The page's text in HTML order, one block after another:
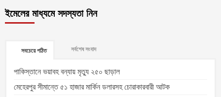
ইমেলের মাধ্যমে সদস্যতা নিন
সবচেয়ে পঠিত সর্বশেষ সংবাদ
পাকিস্তানে ভয়াবহ বন্যায় মৃত্যু ২৫০ ছাড়াল
মেহেরপুর সীমান্তে ৫১ হাজার মার্কিন ডলারসহ চোরাকারবারী আটক